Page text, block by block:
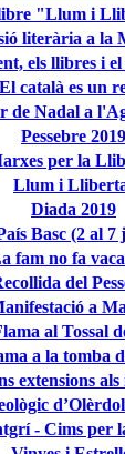
"Llum i
literària a la
els llibres i
El català es un
de Nadal a
Pessebre 2019
per la
Llum i
Diada 2019
Basc (2 al 7
fam no fa
del
a
al Tossal
a la tomba
extensions
- Cims per